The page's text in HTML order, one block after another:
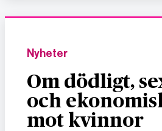
Nyheter
Om dödligt,
och
mot kvinnor